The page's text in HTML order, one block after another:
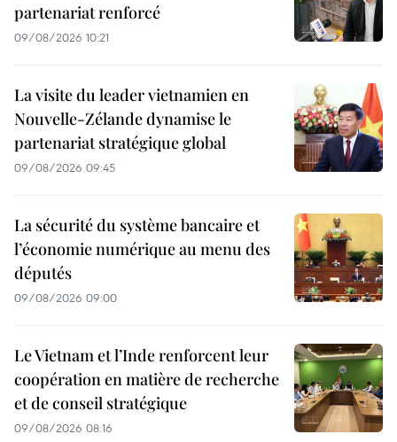
partenariat renforcé
09/08/2026 10:21
La visite du leader vietnamien en
Nouvelle-Zélande dynamise le
partenariat stratégique global
09/08/2026 09:45
La sécurité du système bancaire et
l’économie numérique au menu des
députés
09/08/2026 09:00
Le Vietnam et l’Inde renforcent leur
coopération en matière de recherche
et de conseil stratégique
09/08/2026 08:16